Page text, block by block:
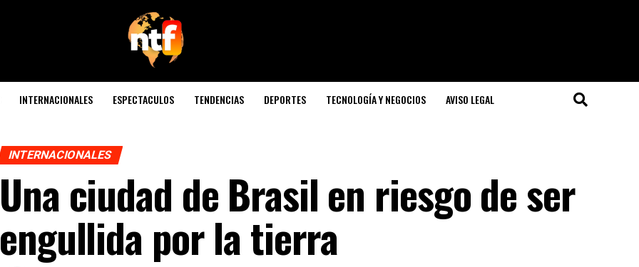
INTERNACIONALES ESPECTACULOS TENDENCIAS DEPORTES TECNOLOGÍA Y NEGOCIOS AVISO LEGAL
INTERNACIONALES
Una ciudad de Brasil en riesgo de ser
engullida por la tierra